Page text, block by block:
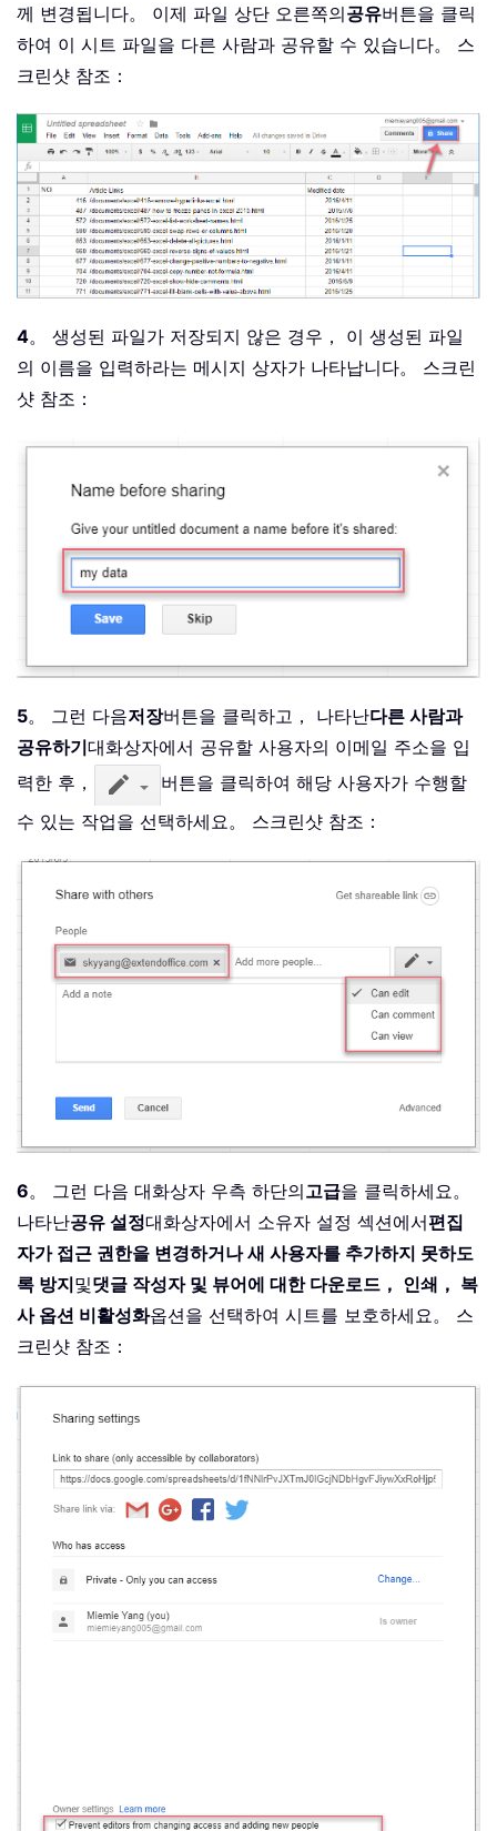
께 변경됩니다。 이제 파일 상단 오른쪽의공유버튼을 클릭
하여 이 시트 파일을 다른 사람과 공유할 수 있습니다。 스
크린샷 참조：
4。 생성된 파일가 저장되지 않은 경우， 이 생성된 파일
의 이름을 입력하라는 메시지 상자가 나타납니다。 스크린
샷 참조：
5。 그런 다음저장버튼을 클릭하고， 나타난다른 사람과
공유하기대화상자에서 공유할 사용자의 이메일 주소을 입
력한 후，
버튼을 클릭하여 해당 사용자가 수행할
수 있는 작업을 선택하세요。 스크린샷 참조：
6。 그런 다음 대화상자 우측 하단의고급을 클릭하세요。
나타난공유 설정대화상자에서 소유자 설정 섹션에서편집
자가 접근 권한을 변경하거나 새 사용자를 추가하지 못하도
록 방지및댓글 작성자 및 뷰어에 대한 다운로드， 인쇄， 복
사 옵션 비활성화옵션을 선택하여 시트를 보호하세요。 스
크린샷 참조：